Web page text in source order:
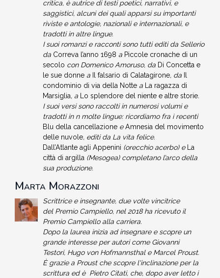
critica, è autrice di testi poetici, narrativi, e
saggistici, alcuni dei quali apparsi su importanti
riviste e antologie, nazionali e internazionali, e
tradotti in altre lingue.
I suoi romanzi e racconti sono tutti editi da Sellerio
da Correva l’anno 1698 a Piccole cronache di un
secolo con Domenico Amoruso, da Di Concetta e
le sue donnea Il falsario di Calatagirone, da
condominio di via della Nottea
La ragazza di
Marsiglia, a Lo splendore del niente e altre storie.
I suoi versi sono raccolti in numerosi volumi e
tradotti in n molte lingue: ricordiamo fra i recenti
Blu della cancellazioneeAmnesia del movimento
delle nuvole, editi da La vita felice.
Dall’Atlante agli Appenini (orecchio acerbo) e
La
città di argilla (Mesogea) completano l’arco della
sua produzione.
Marta Morazzoni
Scrittrice e insegnante, due volte vincitrice
del Premio Campiello, nel 2018 ha ricevuto il
Premio Campiello alla carriera.
Dopo la laurea inizia ad insegnare e scopre un
grande interesse per autori come Giovanni
Testori, Hugo von Hofmannsthal e Marcel Proust.
È grazie a Proust che scopre l'inclinazione per la
scrittura ed è Pietro Citati, che, dopo aver letto i